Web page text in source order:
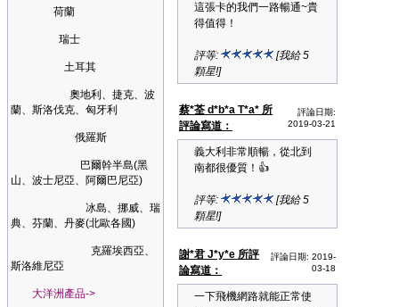
荷蘭
瑞士
土耳其
奧地利、捷克、波
蘭、斯洛伐克、匈牙利
俄羅斯
巴爾幹半島(黑
山、波士尼亞、阿爾巴尼亞)
冰島、挪威、瑞
典、芬蘭、丹麥(北歐各國)
克羅埃西亞、
斯洛維尼亞
大洋洲產品->
這張卡的我們一路暢通~貴
得值得！
評等:
[我給 5
顆星!]
蔡*荃 d*b*a T*a* 所
評論寫道：
評論日期:
2019-03-21
義大利非常順暢，從北到
南都很優質！👍
評等:
[我給 5
顆星!]
謝*君 J*y*e 所評
論寫道：
評論日期: 2019-
03-18
一下飛機網路就能正常使